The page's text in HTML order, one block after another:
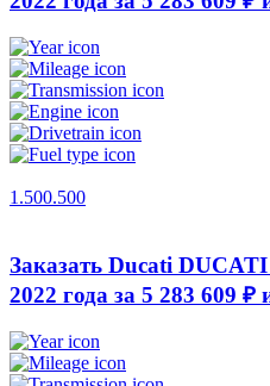
1.500.500
Заказать Ducati
2022 года за 5 283 609 ₽